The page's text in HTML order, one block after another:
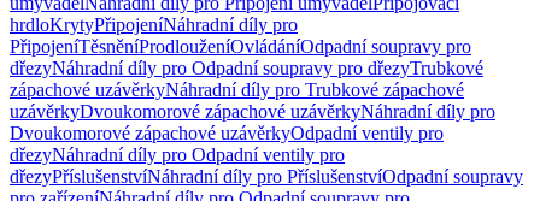
hrdloKrytyPřipojeníNáhradní díly pro
PřipojeníTěsněníProdlouženíOvládáníOdpadní soupravy pro
dřezyNáhradní díly pro Odpadní soupravy pro dřezyTrubkové
zápachové uzávěrkyNáhradní díly pro Trubkové zápachové
uzávěrkyDvoukomorové zápachové uzávěrkyNáhradní díly pro
Dvoukomorové zápachové uzávěrkyOdpadní ventily pro
dřezyNáhradní díly pro Odpadní ventily pro
dřezyPříslušenstvíNáhradní díly pro PříslušenstvíOdpadní soupravy